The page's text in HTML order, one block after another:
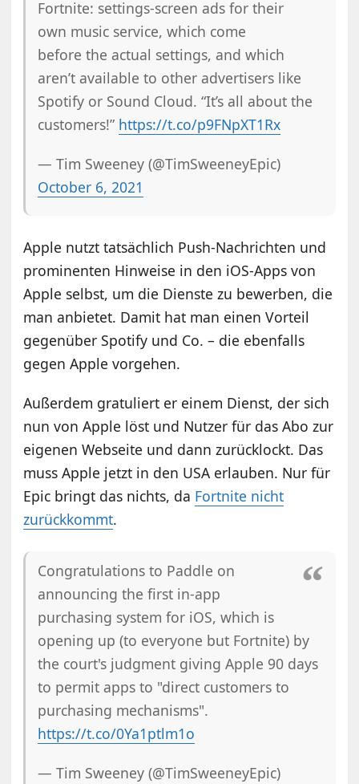
Fortnite: settings-screen ads for their
own music service, which come
before the actual settings, and which
aren’t available to other advertisers like
Spotify or Sound Cloud. “It’s all about the
customers!” https://t.co/p9FNpXT1Rx
— Tim Sweeney (@TimSweeneyEpic)
October 6, 2021
Apple nutzt tatsächlich Push-Nachrichten und
prominenten Hinweise in den iOS-Apps von
Apple selbst, um die Dienste zu bewerben, die
man anbietet. Damit hat man einen Vorteil
gegenüber Spotify und Co. – die ebenfalls
gegen Apple vorgehen.
Außerdem gratuliert er einem Dienst, der sich
nun von Apple löst und Nutzer für das Abo zur
eigenen Webseite und dann zurücklockt. Das
muss Apple jetzt in den USA erlauben. Nur für
Epic bringt das nichts, da Fortnite nicht
zurückkommt.
Congratulations to Paddle on
announcing the first in-app
purchasing system for iOS, which is
opening up (to everyone but Fortnite) by
the court's judgment giving Apple 90 days
to permit apps to "direct customers to
purchasing mechanisms".
https://t.co/0Ya1ptlm1o
— Tim Sweeney (@TimSweeneyEpic)